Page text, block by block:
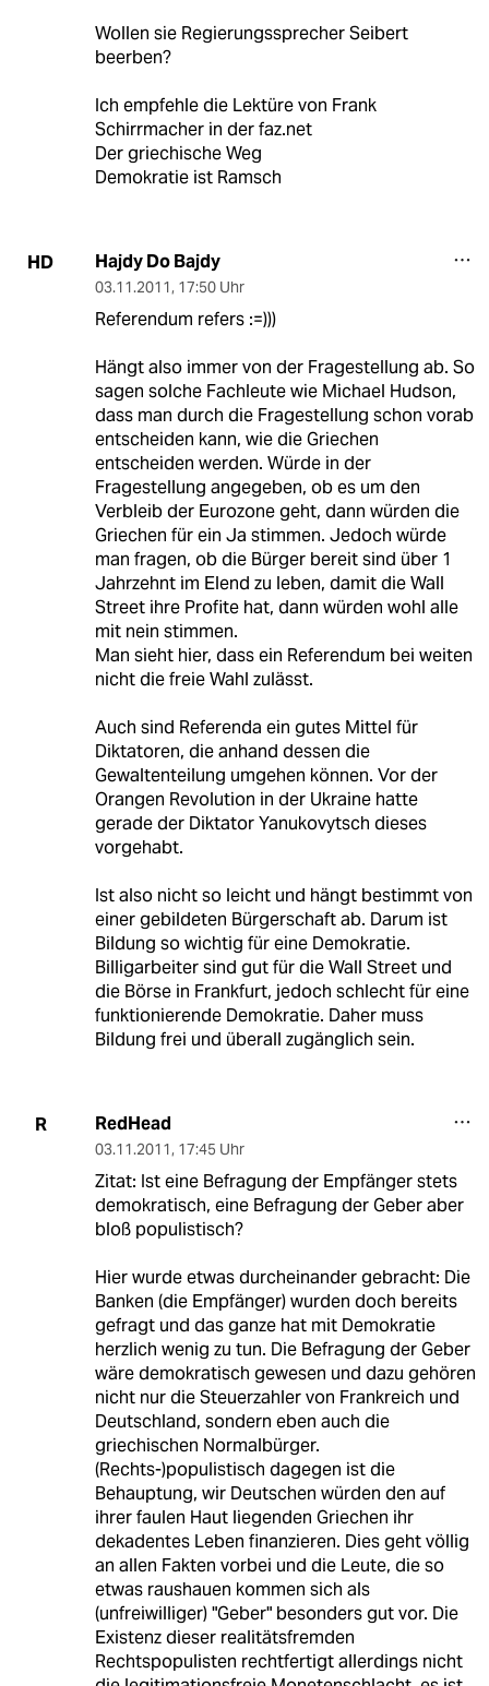
Wollen sie Regierungssprecher Seibert
beerben?
Ich empfehle die Lektüre von Frank
Schirrmacher in der faz.net
Der griechische Weg
Demokratie ist Ramsch
HD Hajdy Do Bajdy
03.11.2011, 17:50 Uhr
Referendum refers :=)))
Hängt also immer von der Fragestellung ab. So
sagen solche Fachleute wie Michael Hudson,
dass man durch die Fragestellung schon vorab
entscheiden kann, wie die Griechen
entscheiden werden. Würde in der
Fragestellung angegeben, ob es um den
Verbleib der Eurozone geht, dann würden die
Griechen für ein Ja stimmen. Jedoch würde
man fragen, ob die Bürger bereit sind über 1
Jahrzehnt im Elend zu leben, damit die Wall
Street ihre Profite hat, dann würden wohl alle
mit nein stimmen.
Man sieht hier, dass ein Referendum bei weiten
nicht die freie Wahl zulässt.
Auch sind Referenda ein gutes Mittel für
Diktatoren, die anhand dessen die
Gewaltenteilung umgehen können. Vor der
Orangen Revolution in der Ukraine hatte
gerade der Diktator Yanukovytsch dieses
vorgehabt.
Ist also nicht so leicht und hängt bestimmt von
einer gebildeten Bürgerschaft ab. Darum ist
Bildung so wichtig für eine Demokratie.
Billigarbeiter sind gut für die Wall Street und
die Börse in Frankfurt, jedoch schlecht für eine
funktionierende Demokratie. Daher muss
Bildung frei und überall zugänglich sein.
R RedHead
03.11.2011, 17:45 Uhr
Zitat: Ist eine Befragung der Empfänger stets
demokratisch, eine Befragung der Geber aber
bloß populistisch?
Hier wurde etwas durcheinander gebracht: Die
Banken (die Empfänger) wurden doch bereits
gefragt und das ganze hat mit Demokratie
herzlich wenig zu tun. Die Befragung der Geber
wäre demokratisch gewesen und dazu gehören
nicht nur die Steuerzahler von Frankreich und
Deutschland, sondern eben auch die
griechischen Normalbürger.
(Rechts-)populistisch dagegen ist die
Behauptung, wir Deutschen würden den auf
ihrer faulen Haut liegenden Griechen ihr
dekadentes Leben finanzieren. Dies geht völlig
an allen Fakten vorbei und die Leute, die so
etwas raushauen kommen sich als
(unfreiwilliger) "Geber" besonders gut vor. Die
Existenz dieser realitätsfremden
Rechtspopulisten rechtfertigt allerdings nicht